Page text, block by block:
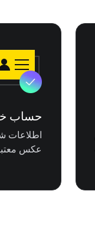
حساب
اطلاعات
عکس معتبر